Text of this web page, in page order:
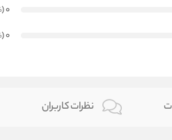
0
(0
0
(0
نظرات کاربران